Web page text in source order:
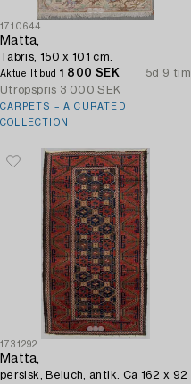
1710644
Matta,
Täbris, 150 x 101 cm.
Aktuellt bud 1 800 SEK
5d 9 tim
Utropspris 3 000 SEK
CARPETS – A CURATED
COLLECTION
1731292
Matta,
persisk, Beluch, antik. Ca 162 x 92